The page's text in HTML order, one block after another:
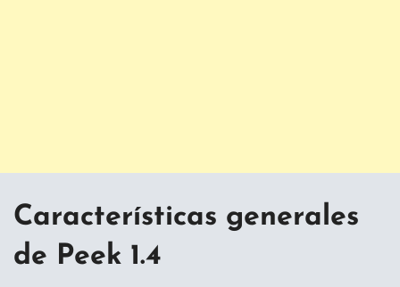
Características generales
de Peek 1.4